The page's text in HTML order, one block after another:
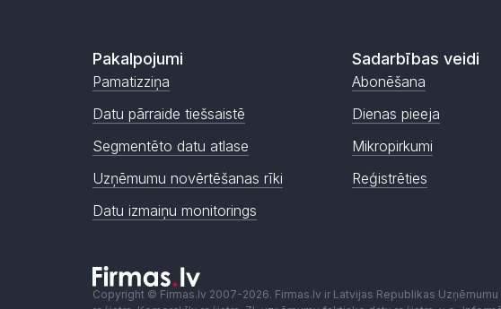
Pakalpojumi
Pamatizziņa
Datu pārraide tiešsaistē
Segmentēto datu atlase
Uzņēmumu novērtēšanas rīki
Datu izmaiņu monitorings
Sadarbības veidi
Abonēšana
Dienas pieeja
Mikropirkumi
Reģistrēties
Copyright © Firmas.lv 2007-2026. Firmas.lv ir Latvijas Republikas